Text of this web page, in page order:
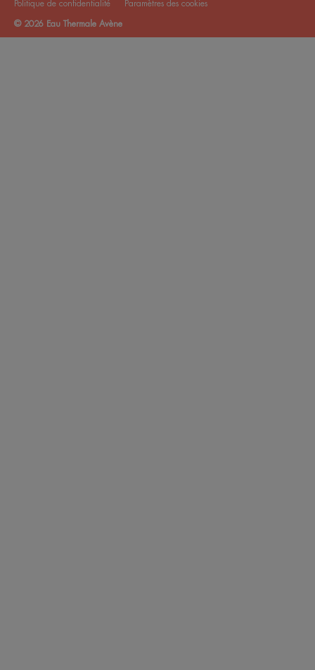
Politique de confidentialité Paramètres des cookies
© 2026 Eau Thermale Avène